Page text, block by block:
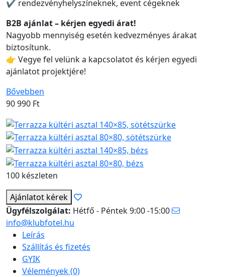
✔ rendezvényhelyszíneknek, event cégeknek
B2B ajánlat – kérjen egyedi árat!
Nagyobb mennyiség esetén kedvezményes árakat
biztosítunk.
👉 Vegye fel velünk a kapcsolatot és kérjen egyedi
ajánlatot projektjére!
Bővebben
90 990 Ft
100 készleten
Ajánlatot kérek
Ügyfélszolgálat: Hétfő - Péntek 9:00 -15:00
info@klubfotel.hu
Leírás
Szállítás és fizetés
GYIK
Vélemények (0)